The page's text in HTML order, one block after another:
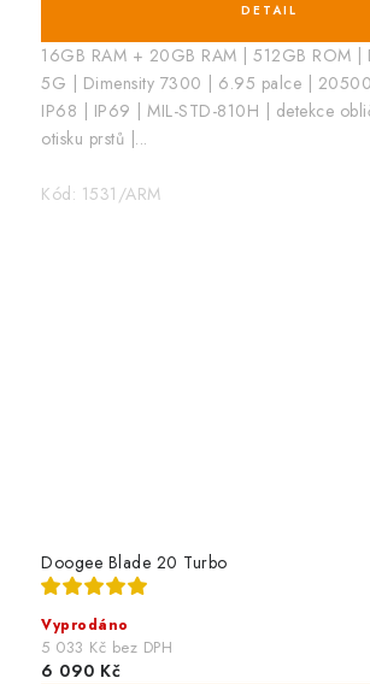
16GB RAM + 20GB RAM | 512GB ROM |
5G | Dimensity 7300 | 6.95 palce |
IP68 | IP69 | MIL-STD-810H | detekce
otisku prstů |...
Kód: 1531/ARM
Doogee Blade 20 Turbo
Vyprodáno
5 033 Kč bez DPH
6 090 Kč